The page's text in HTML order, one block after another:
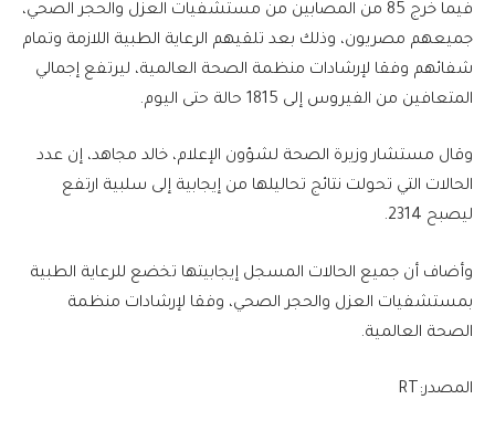
فيما خرج 85 من المصابين من مستشفيات العزل والحجر الصحي،
جميعهم مصريون، وذلك بعد تلقيهم الرعاية الطبية اللازمة وتمام
شفائهم وفقا لإرشادات منظمة الصحة العالمية، ليرتفع إجمالي
المتعافين من الفيروس إلى 1815 حالة حتى اليوم.
وقال مستشار وزيرة الصحة لشؤون الإعلام، خالد مجاهد، إن عدد
الحالات التي تحولت نتائج تحاليلها من إيجابية إلى سلبية ارتفع
ليصبح 2314.
وأضاف أن جميع الحالات المسجل إيجابيتها تخضع للرعاية الطبية
بمستشفيات العزل والحجر الصحي، وفقا لإرشادات منظمة
الصحة العالمية.
المصدر:RT